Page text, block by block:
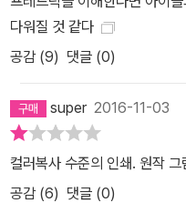
다워질 것 같다
공감 (9) 댓글 (0)
super2016-11-03
컬러복사 수준의 인쇄. 원작
공감 (6) 댓글 (0)